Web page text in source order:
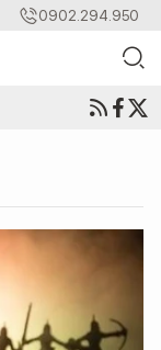
0902.294.950